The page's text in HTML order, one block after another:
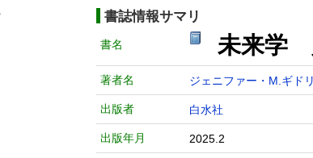
書誌情報サマリ
書名 未来学
著者名 ジェニファー・M.ギド
出版者 白水社
出版年月 2025.2